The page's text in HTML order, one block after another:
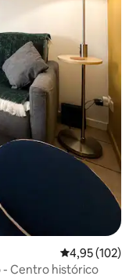
Calificación
4,95 (102)
- Centro histórico